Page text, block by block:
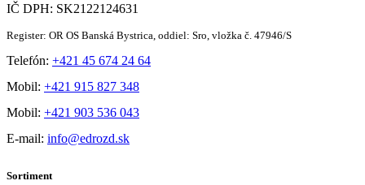
IČ DPH: SK2122124631
Register: OR OS Banská Bystrica, oddiel: Sro, vložka č. 47946/S
Telefón: +421 45 674 24 64
Mobil: +421 915 827 348
Mobil: +421 903 536 043
E-mail: info@edrozd.sk
Sortiment